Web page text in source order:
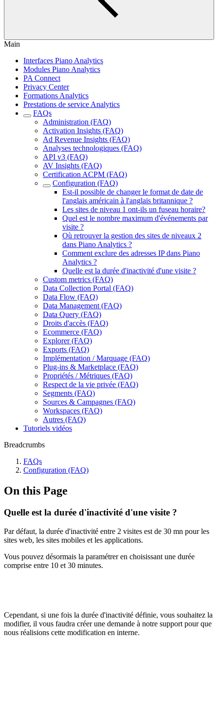
Main
Interfaces Piano Analytics
Modules Piano Analytics
PA Connect
Privacy Center
Formations Analytics
Prestations de service Analytics
FAQs
Administration (FAQ)
Activation Insights (FAQ)
Ad Revenue Insights (FAQ)
Analyses technologiques (FAQ)
API v3 (FAQ)
AV Insights (FAQ)
Certification ACPM (FAQ)
Configuration (FAQ)
Est-il possible de changer le format de date de
l'anglais américain à l'anglais britannique ?
Les sites de niveau 1 ont-ils un fuseau horaire?
Quel est le nombre maximum d'événements par
visite ?
Où retrouver la gestion des sites de niveaux 2
dans Piano Analytics ?
Comment exclure des adresses IP dans Piano
Analytics ?
Quelle est la durée d'inactivité d'une visite ?
Custom metrics (FAQ)
Data Collection Portal (FAQ)
Data Flow (FAQ)
Data Management (FAQ)
Data Query (FAQ)
Droits d'accès (FAQ)
Ecommerce (FAQ)
Explorer (FAQ)
Exports (FAQ)
Implémentation / Marquage (FAQ)
Plug-ins & Marketplace (FAQ)
Propriétés / Métriques (FAQ)
Respect de la vie privée (FAQ)
Segments (FAQ)
Sources & Campagnes (FAQ)
Workspaces (FAQ)
Autres (FAQ)
Tutoriels vidéos
Breadcrumbs
FAQs
Configuration (FAQ)
On this Page
Quelle est la durée d'inactivité d'une visite ?
Par défaut, la durée d'inactivité entre 2 visites est de 30 mn pour les
sites web, les sites mobiles et les applications.
Vous pouvez désormais la paramétrer en choisissant une durée
comprise entre 10 et 30 minutes.
Cependant, si une fois la durée d'inactivité définie, vous souhaitez la
modifier, il vous faudra créer une demande à notre support pour que
nous réalisions cette modification en interne.